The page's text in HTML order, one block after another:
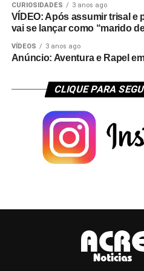
CURIOSIDADES 3 anos ago
VÍDEO: Após assumir trisal e
vai se lançar como “marido
VÍDEOS 3 anos ago
Anúncio: Aventura e Rapel
CLIQUE PARA